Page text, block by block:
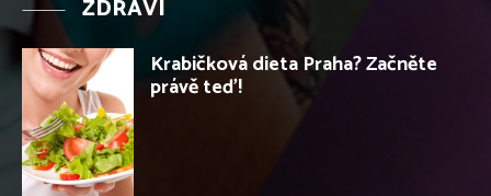
ZDRAVÍ
Krabičková dieta Praha? Začněte
právě teď!